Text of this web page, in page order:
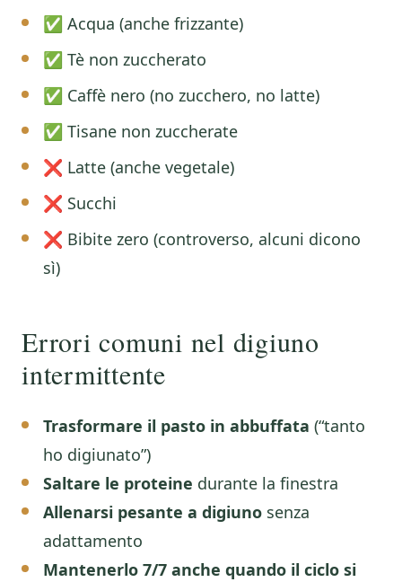
✅ Acqua (anche frizzante)
✅ Tè non zuccherato
✅ Caffè nero (no zucchero, no latte)
✅ Tisane non zuccherate
❌ Latte (anche vegetale)
❌ Succhi
❌ Bibite zero (controverso, alcuni dicono
sì)
Errori comuni nel digiuno
intermittente
Trasformare il pasto in abbuffata (“tanto
ho digiunato”)
Saltare le proteine durante la finestra
Allenarsi pesante a digiuno senza
adattamento
Mantenerlo 7/7 anche quando il ciclo si